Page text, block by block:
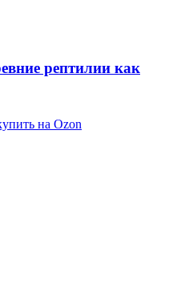
рептилии как